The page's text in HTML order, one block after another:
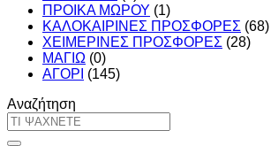
ΠΡΟΙΚΑ ΜΩΡΟΥ (1)
ΚΑΛΟΚΑΙΡΙΝΕΣ ΠΡΟΣΦΟΡΕΣ (68)
ΧΕΙΜΕΡΙΝΕΣ ΠΡΟΣΦΟΡΕΣ (28)
ΜΑΓΙΩ (0)
ΑΓΟΡΙ (145)
Αναζήτηση
Αναζήτηση
για: